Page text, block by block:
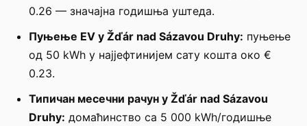
0.26 — значајна годишња уштеда.
Пуњење EV у Žďár nad Sázavou Druhy: пуњење
од 50 kWh у најјефтинијем сату кошта око €
0.23.
Типичан месечни рачун у Žďár nad Sázavou
Druhy: домаћинство са 5 000 kWh/годишње